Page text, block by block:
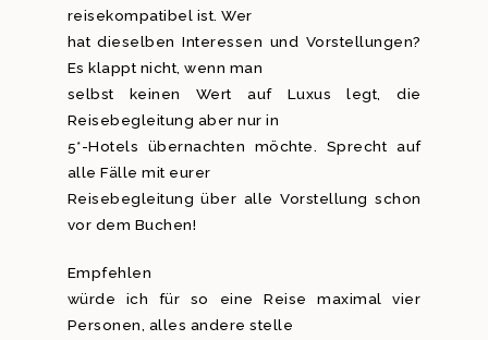
reisekompatibel ist. Wer
hat dieselben Interessen und Vorstellungen?
Es klappt nicht, wenn man
selbst keinen Wert auf Luxus legt, die
Reisebegleitung aber nur in
5*-Hotels übernachten möchte. Sprecht auf
alle Fälle mit eurer
Reisebegleitung über alle Vorstellung schon
vor dem Buchen!
Empfehlen
würde ich für so eine Reise maximal vier
Personen, alles andere stelle